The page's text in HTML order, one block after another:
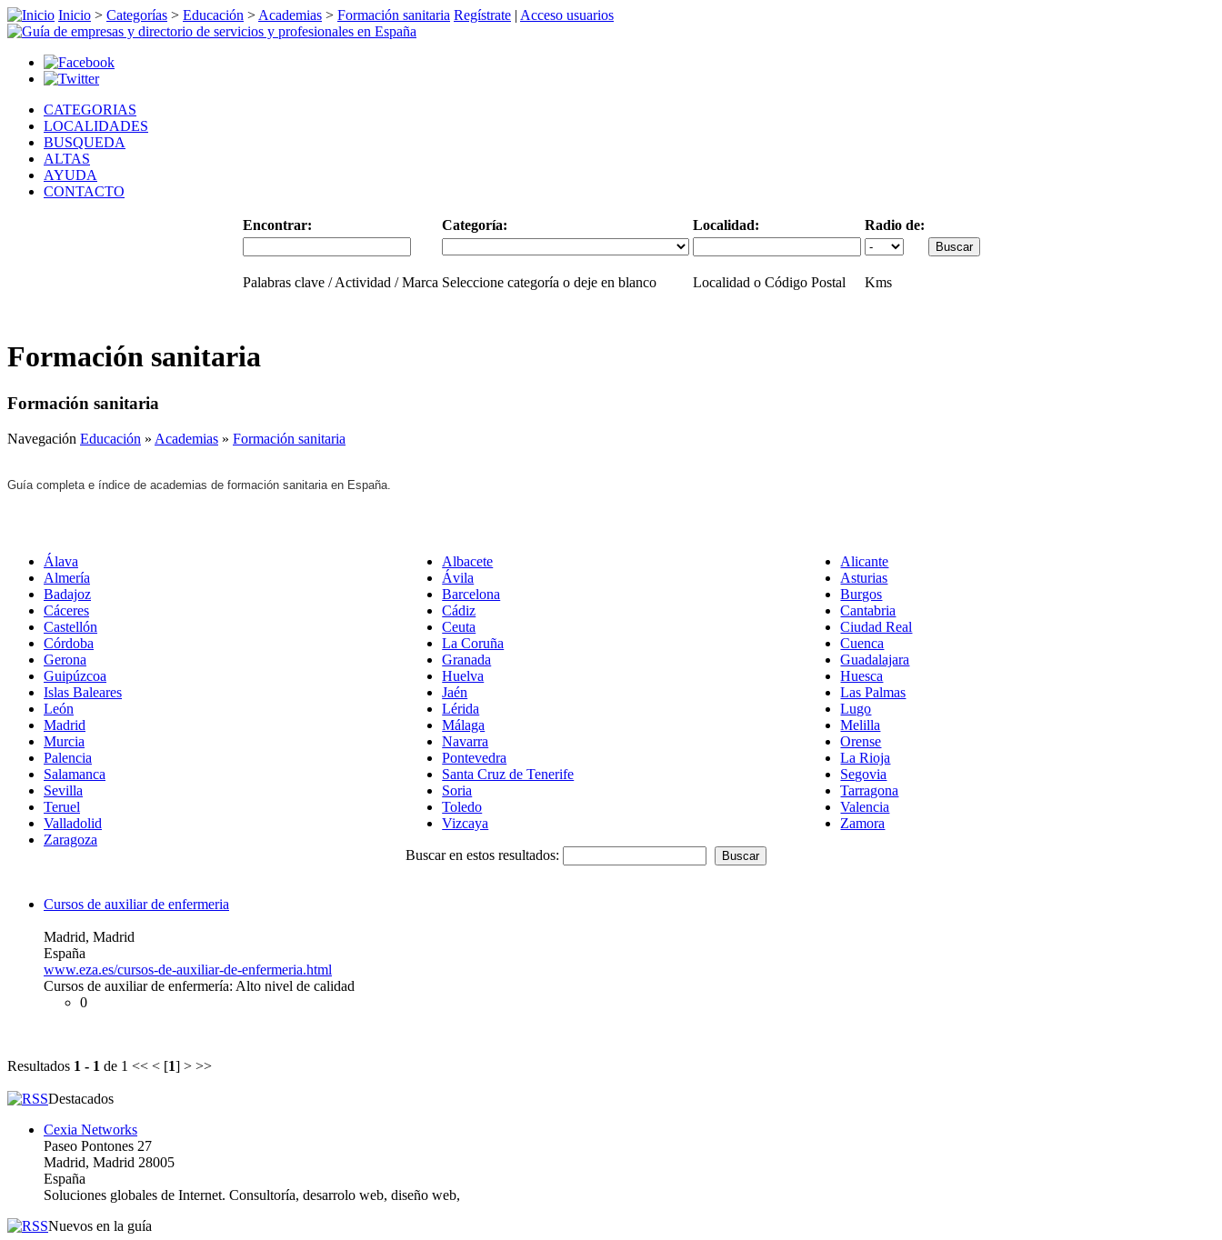
Inicio > Categorías > Educación > Academias > Formación sanitaria Regístrate | Acceso usuarios
CATEGORIAS
LOCALIDADES
BUSQUEDA
ALTAS
AYUDA
CONTACTO
Encontrar: Categoría: Localidad: Radio de:
Palabras clave / Actividad / Marca Seleccione categoría o deje en blanco Localidad o Código Postal Kms
Formación sanitaria
Formación sanitaria
Navegación Educación » Academias » Formación sanitaria
Guía completa e índice de academias de formación sanitaria en España.
Álava
Almería
Badajoz
Cáceres
Castellón
Córdoba
Gerona
Guipúzcoa
Islas Baleares
León
Madrid
Murcia
Palencia
Salamanca
Sevilla
Teruel
Valladolid
Zaragoza
Albacete
Ávila
Barcelona
Cádiz
Ceuta
La Coruña
Granada
Huelva
Jaén
Lérida
Málaga
Navarra
Pontevedra
Santa Cruz de Tenerife
Soria
Toledo
Vizcaya
Alicante
Asturias
Burgos
Cantabria
Ciudad Real
Cuenca
Guadalajara
Huesca
Las Palmas
Lugo
Melilla
Orense
La Rioja
Segovia
Tarragona
Valencia
Zamora
Buscar en estos resultados:
Cursos de auxiliar de enfermeria
Madrid, Madrid
España
www.eza.es/cursos-de-auxiliar-de-enfermeria.html
Cursos de auxiliar de enfermería: Alto nivel de calidad
0
Resultados 1 - 1 de 1 << < [1] > >>
Destacados
Cexia Networks
Paseo Pontones 27
Madrid, Madrid 28005
España
Soluciones globales de Internet. Consultoría, desarrolo web, diseño web,
Nuevos en la guía